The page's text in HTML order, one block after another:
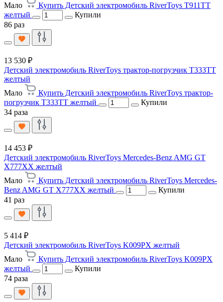
Мало
Купить Детский электромобиль RiverToys T911TT
желтый
Купили
86 раз
13 530 ₽
Детский электромобиль RiverToys трактор-погрузчик T333TT
желтый
Мало
Купить Детский электромобиль RiverToys трактор-
погрузчик T333TT желтый
Купили
34 раза
14 453 ₽
Детский электромобиль RiverToys Mercedes-Benz AMG GT
X777XX желтый
Мало
Купить Детский электромобиль RiverToys Mercedes-
Benz AMG GT X777XX желтый
Купили
41 раз
5 414 ₽
Детский электромобиль RiverToys K009PX желтый
Мало
Купить Детский электромобиль RiverToys K009PX
желтый
Купили
74 раза